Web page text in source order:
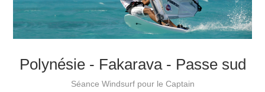
Plus
Polynésie - Fakarava - Passe sud
Séance Windsurf pour le Captain